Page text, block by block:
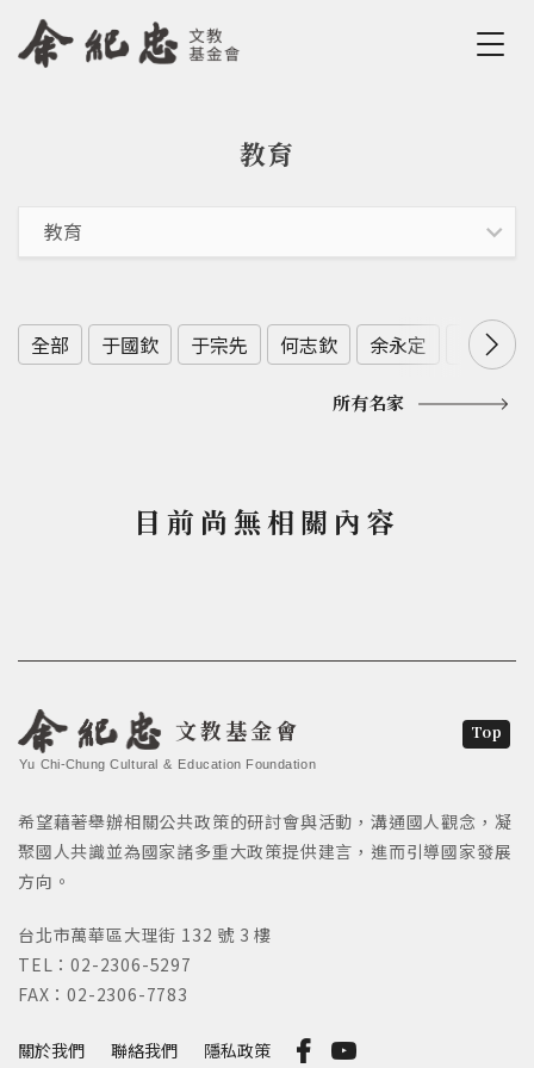
Jump to Navigation
Jump to Main content
教育
全部 于國欽 于宗先 何志欽 余永定 余範英
所有名家
目前尚無相關內容
文教基金會
Yu Chi-Chung Cultural & Education Foundation
關於我們 聯絡我們 隱私政策
希望藉著舉辦相關公共政策的研討會與活動，溝通國人觀念，凝
聚國人共識並為國家諸多重大政策提供建言，進而引導國家發展
方向。
台北市萬華區大理街 132 號 3 樓
TEL：02-2306-5297
FAX：02-2306-7783
Top